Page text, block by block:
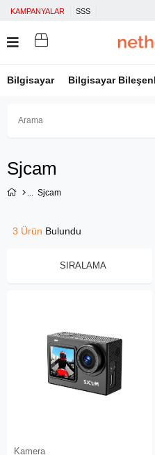
KAMPANYALAR SSS
Bilgisayar Bilgisayar
Sjcam
Sjcam
SIRALAMA
3 Ürün
Kamera